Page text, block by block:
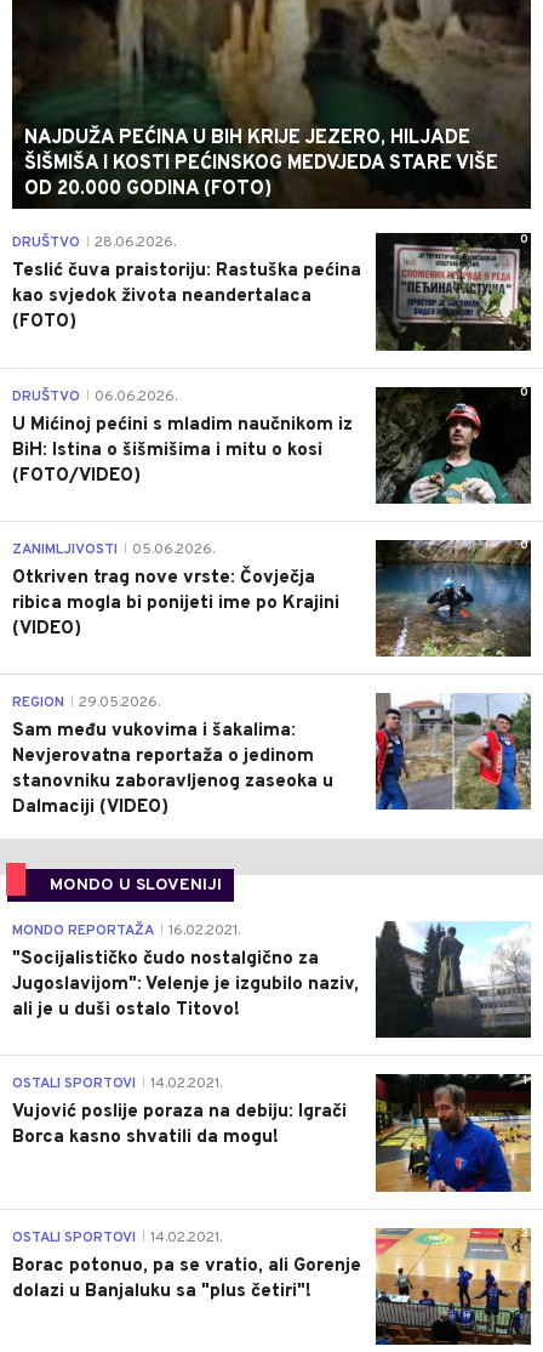
NAJDUŽA PEĆINA U BIH KRIJE JEZERO, HILJADE
ŠIŠMIŠA I KOSTI PEĆINSKOG MEDVJEDA STARE VIŠE
OD 20.000 GODINA (FOTO)
0
DRUŠTVO 28.06.2026.
Teslić čuva praistoriju: Rastuška pećina
kao svjedok života neandertalaca
(FOTO)
0
DRUŠTVO 06.06.2026.
U Mićinoj pećini s mladim naučnikom iz
BiH: Istina o šišmišima i mitu o kosi
(FOTO/VIDEO)
0
ZANIMLJIVOSTI 05.06.2026.
Otkriven trag nove vrste: Čovječja
ribica mogla bi ponijeti ime po Krajini
(VIDEO)
0
REGION 29.05.2026.
Sam među vukovima i šakalima:
Nevjerovatna reportaža o jedinom
stanovniku zaboravljenog zaseoka u
Dalmaciji (VIDEO)
MONDO U SLOVENIJI
4
MONDO REPORTAŽA 16.02.2021.
"Socijalističko čudo nostalgično za
Jugoslavijom": Velenje je izgubilo naziv,
ali je u duši ostalo Titovo!
1
OSTALI SPORTOVI 14.02.2021.
Vujović poslije poraza na debiju: Igrači
Borca kasno shvatili da mogu!
3
OSTALI SPORTOVI 14.02.2021.
Borac potonuo, pa se vratio, ali Gorenje
dolazi u Banjaluku sa "plus četiri"!